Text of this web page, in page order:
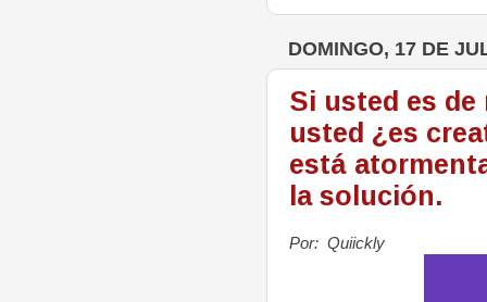
DOMINGO, 17 DE
Si usted es
usted ¿es
está
la solución.
Por: Quiickly